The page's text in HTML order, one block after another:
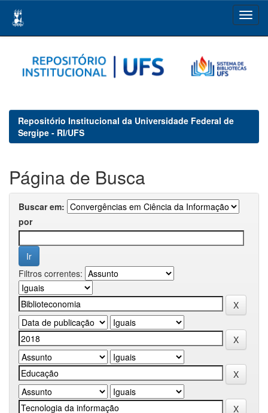
navigation
Repositório Institucional da Universidade Federal de
Sergipe - RI/UFS
Página de Busca
Buscar em:
por
Filtros correntes: